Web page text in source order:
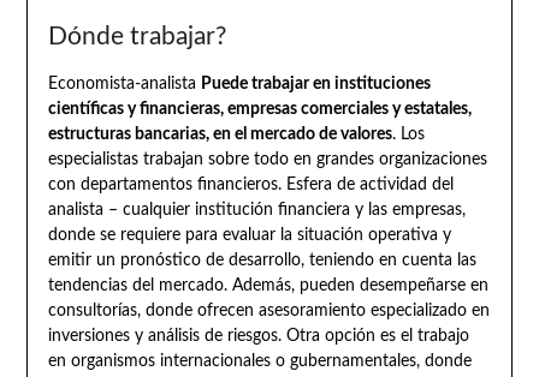
Dónde trabajar?
Economista-analista Puede trabajar en instituciones
científicas y financieras, empresas comerciales y estatales,
estructuras bancarias, en el mercado de valores. Los
especialistas trabajan sobre todo en grandes organizaciones
con departamentos financieros. Esfera de actividad del
analista – cualquier institución financiera y las empresas,
donde se requiere para evaluar la situación operativa y
emitir un pronóstico de desarrollo, teniendo en cuenta las
tendencias del mercado. Además, pueden desempeñarse en
consultorías, donde ofrecen asesoramiento especializado en
inversiones y análisis de riesgos. Otra opción es el trabajo
en organismos internacionales o gubernamentales, donde